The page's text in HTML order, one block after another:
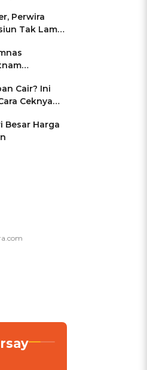
Perwira
Tak Lama
di Pakansari
Cair? Ini
Ceknya
Besar Harga